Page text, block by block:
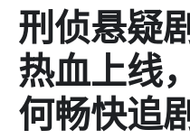
刑侦悬疑
热血上线
何畅快追